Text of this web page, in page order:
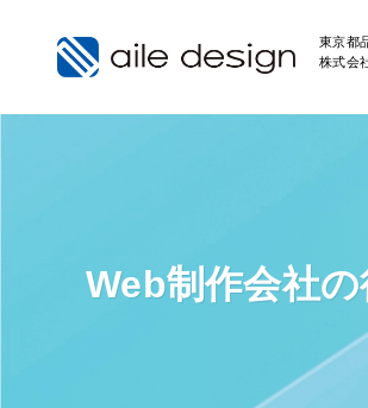
東京都
株式会
Web制作会社